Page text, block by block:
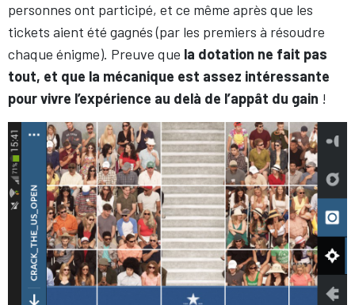
personnes ont participé, et ce même après que les
tickets aient été gagnés (par les premiers à résoudre
chaque énigme). Preuve que la dotation ne fait pas
tout, et que la mécanique est assez intéressante
pour vivre l’expérience au delà de l’appât du gain !